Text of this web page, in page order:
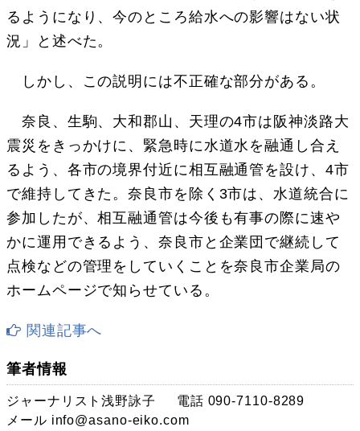
るようになり、今のところ給水への影響はない状
況」と述べた。
しかし、この説明には不正確な部分がある。
奈良、生駒、大和郡山、天理の4市は阪神淡路大
震災をきっかけに、緊急時に水道水を融通し合え
るよう、各市の境界付近に相互融通管を設け、4市
で維持してきた。奈良市を除く3市は、水道統合に
参加したが、相互融通管は今後も有事の際に速や
かに運用できるよう、奈良市と企業団で継続して
点検などの管理をしていくことを奈良市企業局の
ホームページで知らせている。
関連記事へ
筆者情報
ジャーナリスト浅野詠子
電話 090-7110-8289
メール info@asano-eiko.com